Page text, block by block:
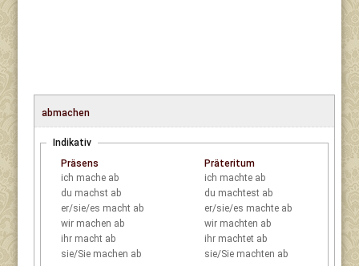
abmachen
Indikativ
Präsens
ich mache ab
du machst ab
er/sie/es macht ab
wir machen ab
ihr macht ab
sie/Sie machen ab
Präteritum
ich machte ab
du machtest ab
er/sie/es machte ab
wir machten ab
ihr machtet ab
sie/Sie machten ab